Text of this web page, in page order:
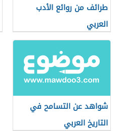
طرائف من روائع الأدب
العربي
شواهد عن التسامح في
التاريخ العربي